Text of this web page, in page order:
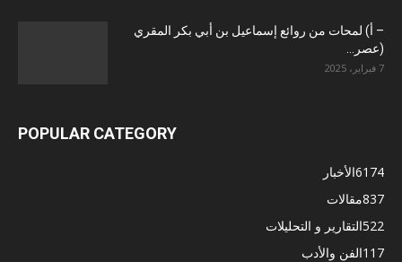
– أ) لمحات من روائع إسماعيل بن أبي بكر المقري
(عصر...
7 فبراير، 2025
POPULAR CATEGORY
الأخبار6174
مقالات837
التقارير و التحليلات522
الفن والأدب117